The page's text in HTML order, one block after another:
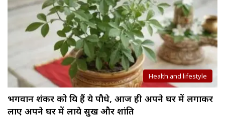
Health and lifestyle
भगवान शंकर को प्रिय हैं ये पौधे, आज ही अपने घर में लगाकर
लाए अपने घर में लाये सुख और शांति